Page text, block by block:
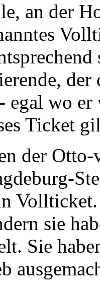
an der
egal wo
Ticket
der
sie
Sie